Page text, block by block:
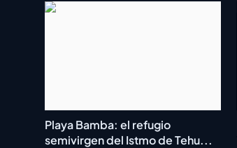
Playa Bamba: el refugio
semivirgen del Istmo de Tehu...